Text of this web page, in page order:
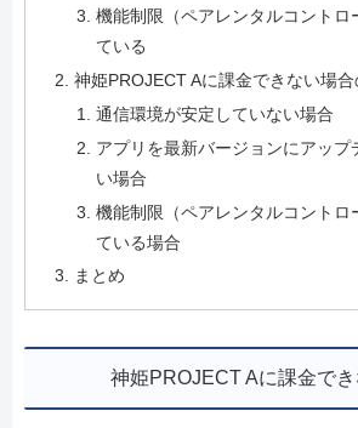
機能制限（ペアレンタルコントロ
ている
神姫PROJECT Aに課金できない場
通信環境が安定していない場合
アプリを最新バージョンにアップ
い場合
機能制限（ペアレンタルコントロ
ている場合
まとめ
神姫PROJECT Aに課金でき